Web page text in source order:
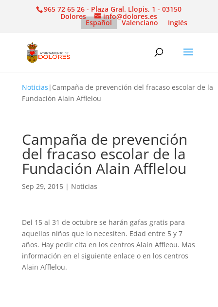
965 72 65 26 - Plaza Gral. Llopis, 1 - 03150
Dolores info@dolores.es
Español Valenciano Inglés
Noticias | Campaña de prevención del fracaso escolar de la
Fundación Alain Afflelou
Campaña de prevención
del fracaso escolar de la
Fundación Alain Afflelou
Sep 29, 2015| Noticias
Del 15 al 31 de octubre se harán gafas gratis para
aquellos niños que lo necesiten. Edad entre 5 y 7
años. Hay pedir cita en los centros Alain Affleou. Mas
información en el siguiente enlace o en los centros
Alain Afflelou.